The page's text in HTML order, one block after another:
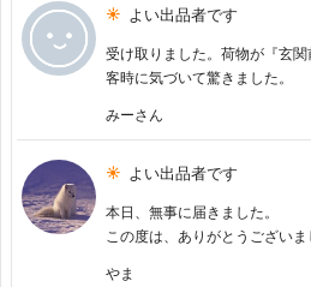
よい出品者です
受け取りました。荷物が『玄
客時に気づいて驚きました。
みーさん
よい出品者です
本日、無事に届きました。
この度は、ありがとうございま
やま